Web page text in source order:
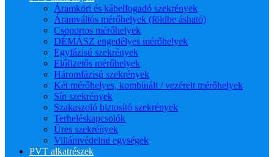
Áramköri és kábelfogadó szekrények
Áramváltós mérőhelyek (földbe ásható)
Csoportos mérőhelyek
DÉMÁSZ engedélyes mérőhelyek
Egyfázisú szekrények
Előfizetős mérőhelyek
Háromfázisú szekrények
Két mérőhelyes, kombinált / vezérelt mérőhelyek
Sín szekrények
Szakaszoló biztosító szekrények
Terheléskapcsolók
Üres szekrények
Villámvédelmi egységek
PVT alkatrészek